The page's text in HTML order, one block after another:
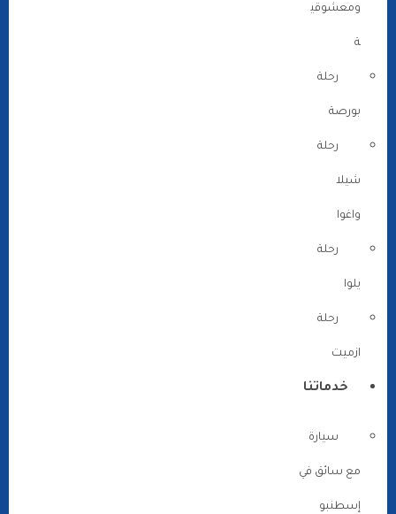
ومعشوقي
ة
رحلة
بورصة
رحلة
شيلا
واغوا
رحلة
يلوا
رحلة
ازميت
خدماتنا
سيارة
مع سائق في
إسطنبو